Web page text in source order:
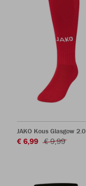
JAKO Kous Glasgow 2.0
€ 6,99 € 9,99